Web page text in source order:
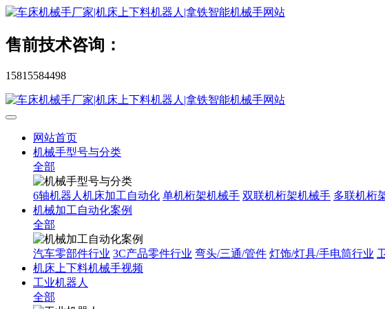
售前技术咨询：
15815584498
网站首页
机械手型号与分类
全部
6轴机器人机床加工自动化 单机桁架机械手 双联机桁架机械手 多联机桁
机械加工自动化案例
全部
汽车零部件行业 3C产品零件行业 弯头/三通/管件 灯饰/灯具/手电筒行业
机床上下料机械手视频
工业机器人
全部